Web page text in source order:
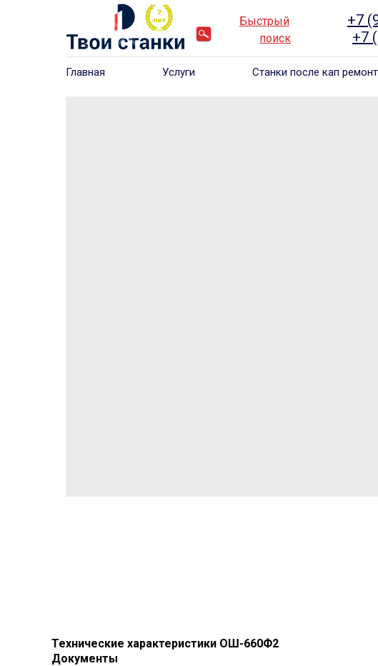
Быстрый +7
поиск
+7
Главная Услуги Станки после кап
Технические характеристики ОШ-660Ф2
Документы